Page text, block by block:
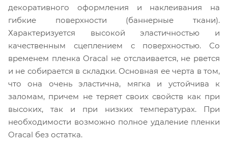
декоративного оформления и наклеивания на
гибкие поверхности (баннерные ткани).
Характеризуется высокой эластичностью и
качественным сцеплением с поверхностью. Со
временем пленка Oracal не отслаивается, не рвется
и не собирается в складки. Основная ее черта в том,
что она очень эластична, мягка и устойчива к
заломам, причем не теряет своих свойств как при
высоких, так и при низких температурах. При
необходимости возможно полное удаление пленки
Oracal без остатка.